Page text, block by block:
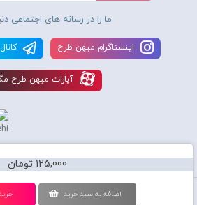
125,000 تومان
اضافه به سبد خريد
ما را در رسانه های اجتماعی
اينستاگرام ميهن طرح
آپارات ميهن طرح
استفاده از محصولات سايت میهن طرح برای